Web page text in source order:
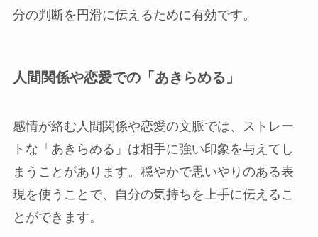
分の判断を円滑に伝えるために有効です。
人間関係や恋愛での「あきらめる」
感情が絡む人間関係や恋愛の文脈では、ストレー
トな「あきらめる」は相手に強い印象を与えてし
まうことがあります。穏やかで思いやりのある表
現を使うことで、自分の気持ちを上手に伝えるこ
とができます。